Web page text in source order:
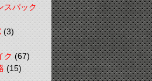
スパック
(3)
ク(67)
(15)